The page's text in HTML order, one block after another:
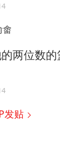
畬
两位数
发贴